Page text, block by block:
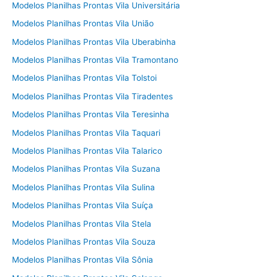
Modelos Planilhas Prontas Vila Universitária
Modelos Planilhas Prontas Vila União
Modelos Planilhas Prontas Vila Uberabinha
Modelos Planilhas Prontas Vila Tramontano
Modelos Planilhas Prontas Vila Tolstoi
Modelos Planilhas Prontas Vila Tiradentes
Modelos Planilhas Prontas Vila Teresinha
Modelos Planilhas Prontas Vila Taquari
Modelos Planilhas Prontas Vila Talarico
Modelos Planilhas Prontas Vila Suzana
Modelos Planilhas Prontas Vila Sulina
Modelos Planilhas Prontas Vila Suíça
Modelos Planilhas Prontas Vila Stela
Modelos Planilhas Prontas Vila Souza
Modelos Planilhas Prontas Vila Sônia